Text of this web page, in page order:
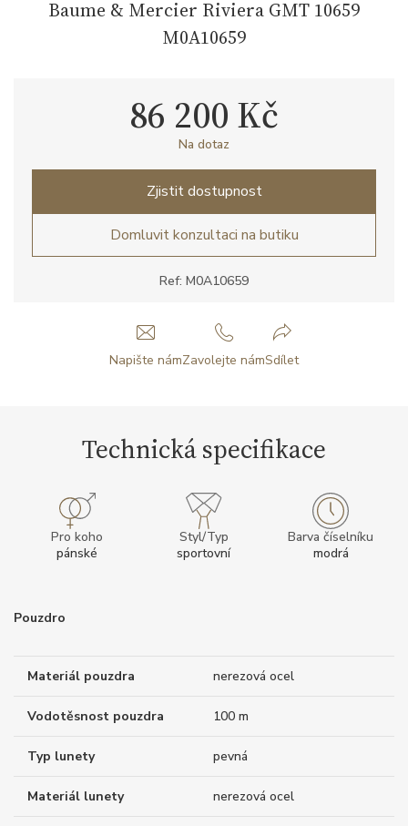
Baume & Mercier Riviera GMT 10659
M0A10659
Ref: M0A10659
86 200 Kč
Na dotaz
Zjistit dostupnost
Domluvit konzultaci na butiku
Napište námZavolejte námSdílet
Technická specifikace
Pro koho
pánské
Styl/Typ
sportovní
Barva číselníku
modrá
Pouzdro
Materiál pouzdra nerezová ocel
Vodotěsnost pouzdra 100 m
Typ lunety pevná
Materiál lunety nerezová ocel